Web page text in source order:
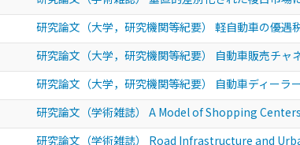
研究論文（大学，研究機関等紀要） 軽自動車の優遇
研究論文（大学，研究機関等紀要） 自動車販売チャ
研究論文（大学，研究機関等紀要） 自動車ディーラ
研究論文（学術雑誌） A Model of Shopping Centers
研究論文（学術雑誌） Road Infrastructure and